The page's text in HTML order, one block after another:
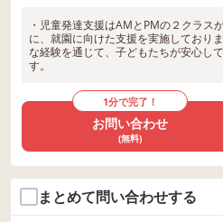
・児童発達支援はAMとPMの２クラス
に、就園に向けた支援を実施しており
な経験を通じて、子どもたちが安心し
す。
1分で完了！
お問い合わせ
(無料)
まとめて問い合わせする